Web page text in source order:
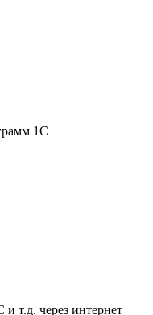
1С
т.д. через интернет